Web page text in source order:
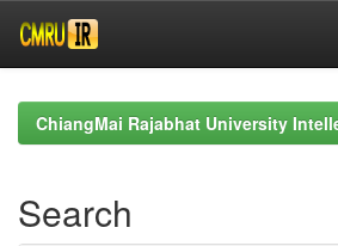
navigationChiangMai Rajabhat University
Search